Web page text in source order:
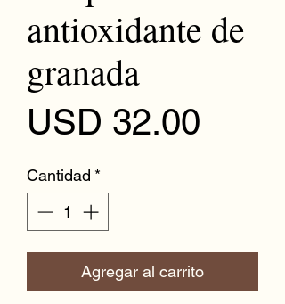
antioxidante de
granada
USD 32.00
Cantidad *
Agregar al carrito